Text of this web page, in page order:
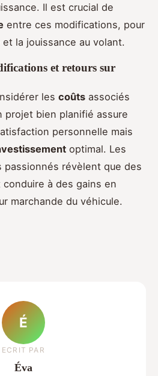
Il est crucial de
entre ces modifications, pour
la jouissance au volant.
et retours sur
les coûts associés
projet bien planifié assure
personnelle mais
optimal. Les
passionnés révèlent que des
à des gains en
marchande du véhicule.
É
ECRIT PAR
Éva